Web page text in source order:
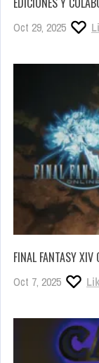
Oct 29, 2025
FINAL FANTASY
Oct 7, 2025